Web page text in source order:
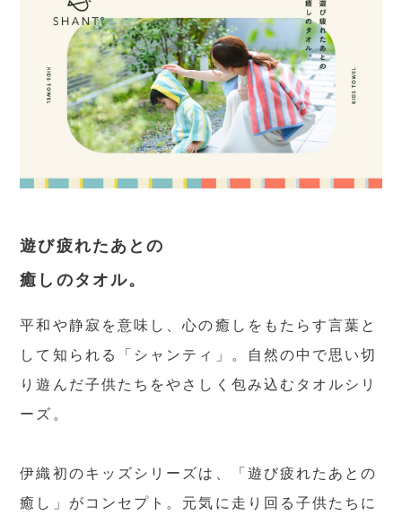
遊び疲れたあとの
癒しのタオル。
平和や静寂を意味し、心の癒しをもたらす言葉と
して知られる「シャンティ」。自然の中で思い切
り遊んだ子供たちをやさしく包み込むタオルシリ
ーズ。
伊織初のキッズシリーズは、「遊び疲れたあとの
癒し」がコンセプト。元気に走り回る子供たちに